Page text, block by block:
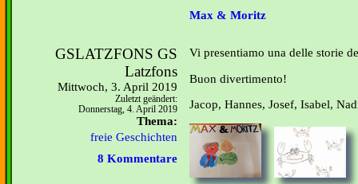
Max & Moritz
GSLATZFONS GS
Latzfons
Mittwoch, 3. April 2019
Zuletzt geändert:
Donnerstag, 4. April 2019
Thema:
freie Geschichten
8 Kommentare
Vi presentiamo una delle storie
Buon divertimento!
Jacop, Hannes, Josef, Isabel,